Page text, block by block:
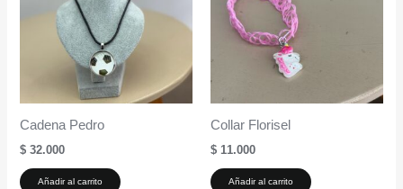
Cadena Pedro
$ 32.000
Añadir al carrito
Collar Florisel
$ 11.000
Añadir al carrito